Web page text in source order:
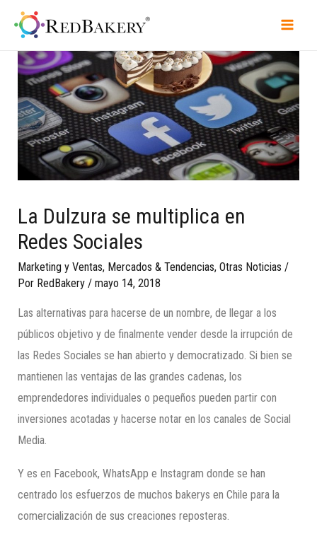
La Dulzura se multiplica en
Redes Sociales
Marketing y Ventas, Mercados & Tendencias,Otras Noticias /
Por RedBakery /mayo 14, 2018
Las alternativas para hacerse de un nombre, de llegar a los
públicos objetivo y de finalmente vender desde la irrupción de
las Redes Sociales se han abierto y democratizado. Si bien se
mantienen las ventajas de las grandes cadenas, los
emprendedores individuales o pequeños pueden partir con
inversiones acotadas y hacerse notar en los canales de Social
Media.
Y es en Facebook, WhatsApp e Instagram donde se han
centrado los esfuerzos de muchos bakerys en Chile para la
comercialización de sus creaciones reposteras.